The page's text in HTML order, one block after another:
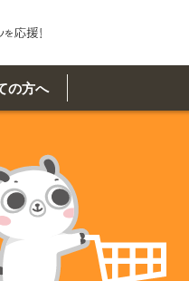
美容・健康
ご利用ガイド トップ
取り扱い商品一覧
の方へ
初めての方へ トップ
商品について